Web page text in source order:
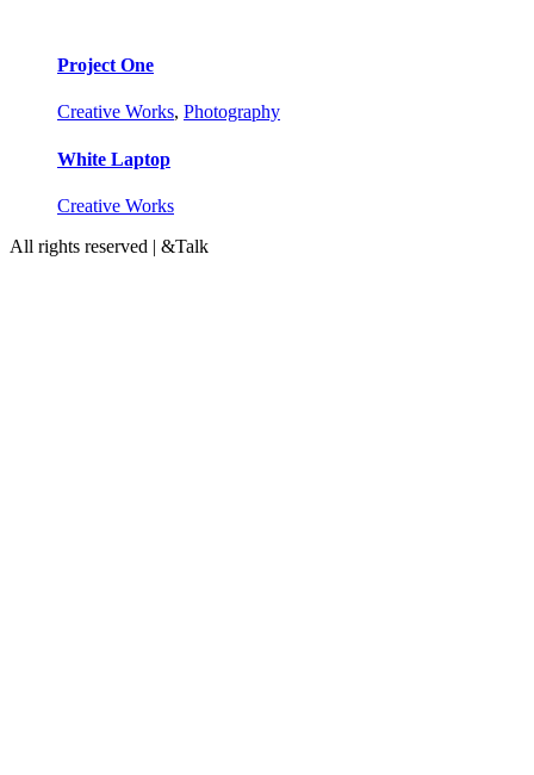
Project One
Creative Works, Photography
White Laptop
Creative Works
All rights reserved | &Talk